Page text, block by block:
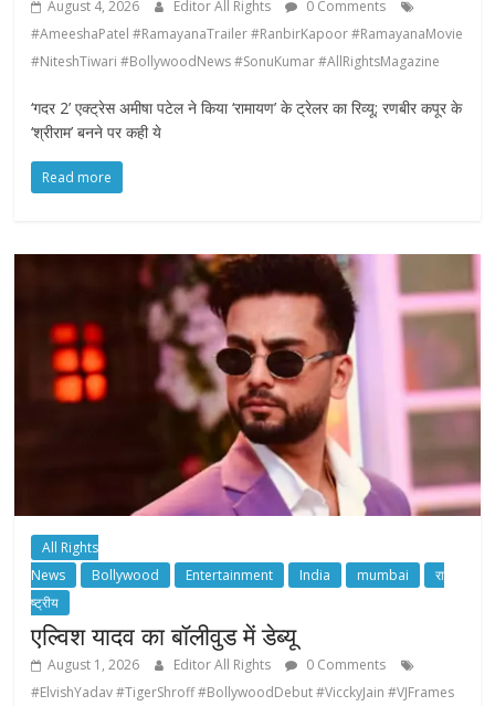
August 4, 2026 Editor All Rights
0 Comments
#AmeeshaPatel #RamayanaTrailer #RanbirKapoor #RamayanaMovie
#NiteshTiwari #BollywoodNews #SonuKumar #AllRightsMagazine
‘गदर 2’ एक्ट्रेस अमीषा पटेल ने किया ‘रामायण’ के ट्रेलर का रिव्यू; रणबीर कपूर के
‘श्रीराम’ बनने पर कही ये
Read more
All Rights
News
Bollywood Entertainment India mumbai
रा
ष्ट्रीय
एल्विश यादव का बॉलीवुड में डेब्यू
August 1, 2026 Editor All Rights
0 Comments
#ElvishYadav #TigerShroff #BollywoodDebut #VicckyJain #VJFrames